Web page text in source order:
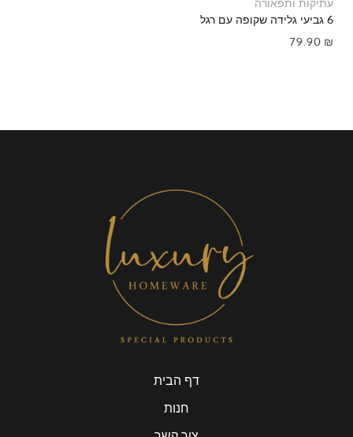
6 גביעי גלידה שקופה עם רגל
79.90 ₪
דף הבית
חנות